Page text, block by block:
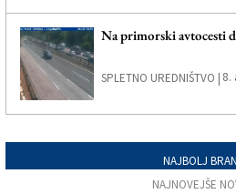
Na primorski avtocesti
SPLETNO UREDNIŠTVO | 8.
NAJBOLJ
NAJNOVEJŠE